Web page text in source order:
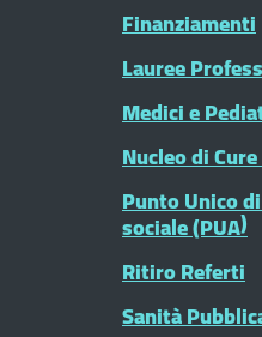
Finanziamenti
Lauree
Medici e
Nucleo di
Punto Unico
sociale (PUA)
Ritiro Referti
Sanità